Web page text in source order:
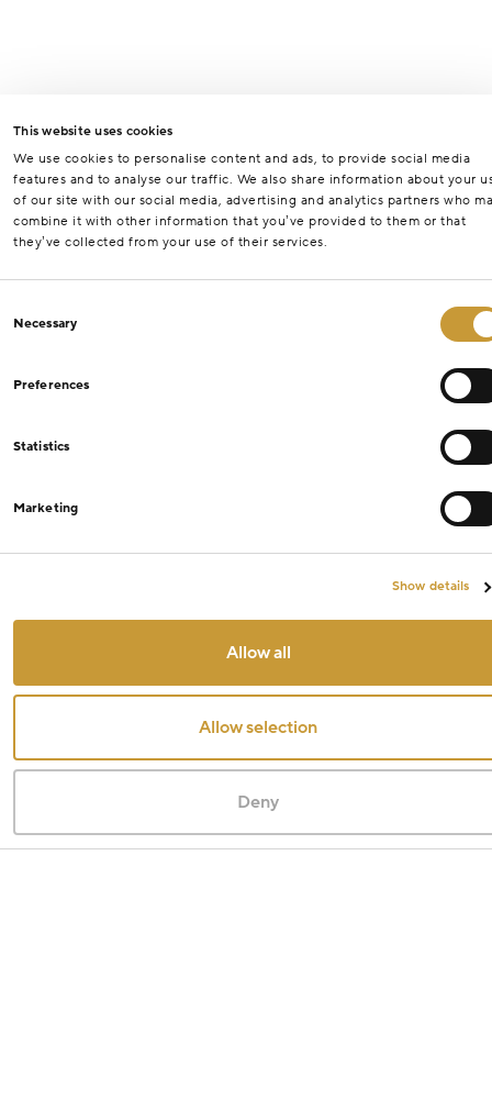
This website uses cookies
We use cookies to personalise content and ads, to provide social media
features and to analyse our traffic. We also share information about your
of our site with our social media, advertising and analytics partners who
combine it with other information that you’ve provided to them or that
they’ve collected from your use of their services.
Selection
Necessary
Preferences
Statistics
Marketing
Show details
Allow all
Allow selection
Deny